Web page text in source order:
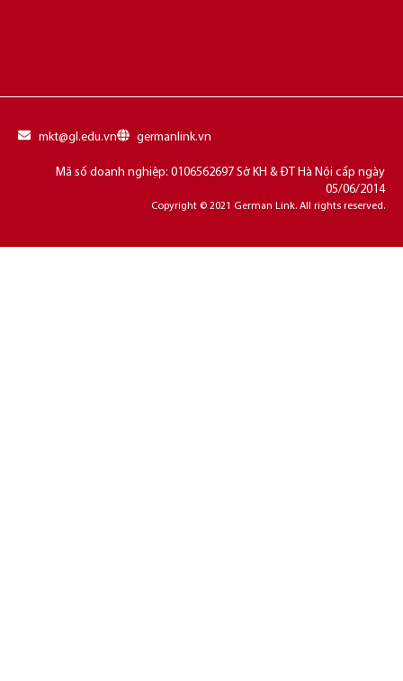
mkt@gl.edu.vn germanlink.vn
Mã số doanh nghiệp: 0106562697 Sở KH & ĐT Hà Nội cấp ngày
05/06/2014
Copyright © 2021 German Link. All rights reserved.